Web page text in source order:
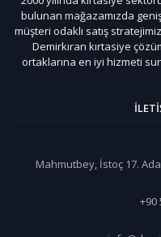
bulunan mağazamızda
müşteri odaklı satış
Demirkıran kırtasiye
ortaklarına en iyi hizmeti
Mahmutbey, İstoç 17.
+90